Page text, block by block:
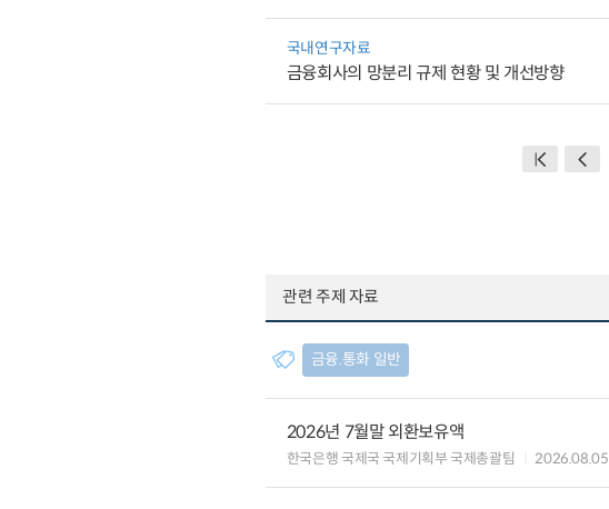
국내연구자료
금융회사의 망분리 규제 현황 및 개선방향
관련 주제 자료
금융.통화 일반
2026년 7월말 외환보유액
한국은행 국제국 국제기획부 국제총괄팀 2026.08.05